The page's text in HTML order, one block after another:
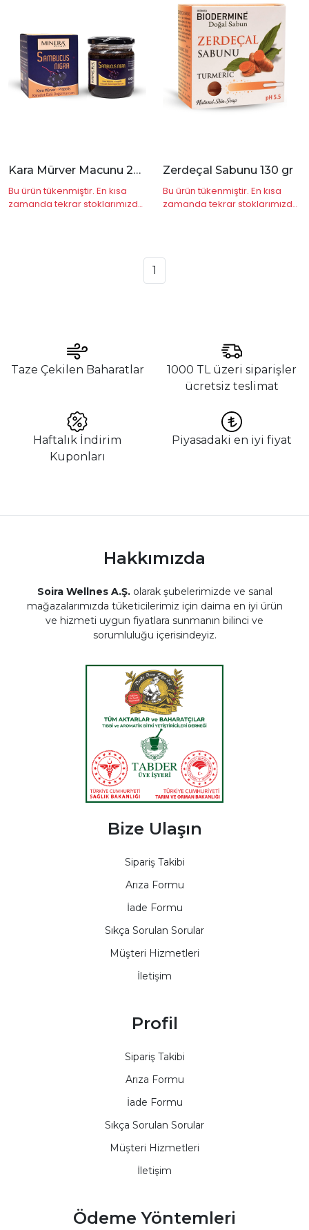
Kara Mürver Macunu 230 gr
Bu ürün tükenmiştir. En kısa
zamanda tekrar stoklarımızda
Zerdeçal Sabunu 130 gr
Bu ürün tükenmiştir. En kısa
zamanda tekrar stoklarımızda
1
Taze Çekilen Baharatlar
1000 TL üzeri siparişler
ücretsiz teslimat
Haftalık İndirim
Kuponları
Piyasadaki en iyi fiyat
Hakkımızda
Soira Wellnes A.Ş.olarak şubelerimizde ve sanal
mağazalarımızda tüketicilerimiz için daima en iyi ürün
ve hizmeti uygun fiyatlara sunmanın bilinci ve
sorumluluğu içerisindeyiz.
Bize Ulaşın
Sipariş Takibi
Arıza Formu
İade Formu
Sıkça Sorulan Sorular
Müşteri Hizmetleri
İletişim
Profil
Sipariş Takibi
Arıza Formu
İade Formu
Sıkça Sorulan Sorular
Müşteri Hizmetleri
İletişim
Ödeme Yöntemleri